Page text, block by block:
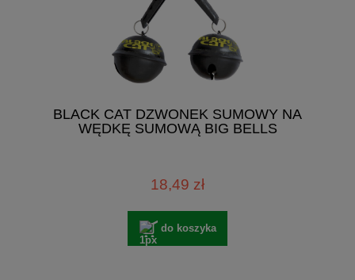
BLACK CAT DZWONEK SUMOWY NA
WĘDKĘ SUMOWĄ BIG BELLS
18,49 zł
do koszyka